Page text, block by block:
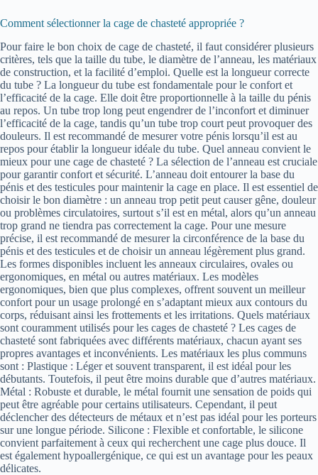
Comment sélectionner la cage de chasteté appropriée ?
Pour faire le bon choix de cage de chasteté, il faut considérer plusieurs
critères, tels que la taille du tube, le diamètre de l’anneau, les matériaux
de construction, et la facilité d’emploi. Quelle est la longueur correcte
du tube ? La longueur du tube est fondamentale pour le confort et
l’efficacité de la cage. Elle doit être proportionnelle à la taille du pénis
au repos. Un tube trop long peut engendrer de l’inconfort et diminuer
l’efficacité de la cage, tandis qu’un tube trop court peut provoquer des
douleurs. Il est recommandé de mesurer votre pénis lorsqu’il est au
repos pour établir la longueur idéale du tube. Quel anneau convient le
mieux pour une cage de chasteté ? La sélection de l’anneau est cruciale
pour garantir confort et sécurité. L’anneau doit entourer la base du
pénis et des testicules pour maintenir la cage en place. Il est essentiel de
choisir le bon diamètre : un anneau trop petit peut causer gêne, douleur
ou problèmes circulatoires, surtout s’il est en métal, alors qu’un anneau
trop grand ne tiendra pas correctement la cage. Pour une mesure
précise, il est recommandé de mesurer la circonférence de la base du
pénis et des testicules et de choisir un anneau légèrement plus grand.
Les formes disponibles incluent les anneaux circulaires, ovales ou
ergonomiques, en métal ou autres matériaux. Les modèles
ergonomiques, bien que plus complexes, offrent souvent un meilleur
confort pour un usage prolongé en s’adaptant mieux aux contours du
corps, réduisant ainsi les frottements et les irritations. Quels matériaux
sont couramment utilisés pour les cages de chasteté ? Les cages de
chasteté sont fabriquées avec différents matériaux, chacun ayant ses
propres avantages et inconvénients. Les matériaux les plus communs
sont : Plastique : Léger et souvent transparent, il est idéal pour les
débutants. Toutefois, il peut être moins durable que d’autres matériaux.
Métal : Robuste et durable, le métal fournit une sensation de poids qui
peut être agréable pour certains utilisateurs. Cependant, il peut
déclencher des détecteurs de métaux et n’est pas idéal pour les porteurs
sur une longue période. Silicone : Flexible et confortable, le silicone
convient parfaitement à ceux qui recherchent une cage plus douce. Il
est également hypoallergénique, ce qui est un avantage pour les peaux
délicates.